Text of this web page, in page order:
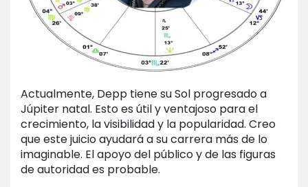
Actualmente, Depp tiene su Sol progresado a
Júpiter natal. Esto es útil y ventajoso para el
crecimiento, la visibilidad y la popularidad. Creo
que este juicio ayudará a su carrera más de lo
imaginable. El apoyo del público y de las figuras
de autoridad es probable.